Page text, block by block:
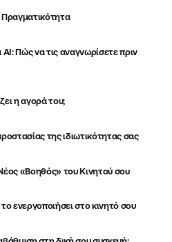
Πώς να τις αναγνωρίσετε πριν
η αγορά του;
της ιδιωτικότητας σας
«Βοηθός» του Κινητού σου
ενεργοποιήσει στο κινητό σου